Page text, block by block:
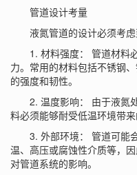
管道设计考量
液氮管道的设计必须考虑
1. 材料强度： 管道材料
力。常用的材料包括不锈钢
的强度和韧性。
2. 温度影响： 由于液氮
料必须能够耐受低温环境带来
3. 外部环境： 管道可能
温、高压或腐蚀性介质等，
对管道系统的影响。